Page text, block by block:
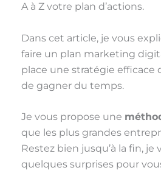
A à Z votre plan d’actions.
Dans cet article, je vous
faire un plan marketing
place une stratégie efficace
de gagner du temps.
Je vous propose une
que les plus grandes
Restez bien jusqu’à la fin, je
quelques surprises pour